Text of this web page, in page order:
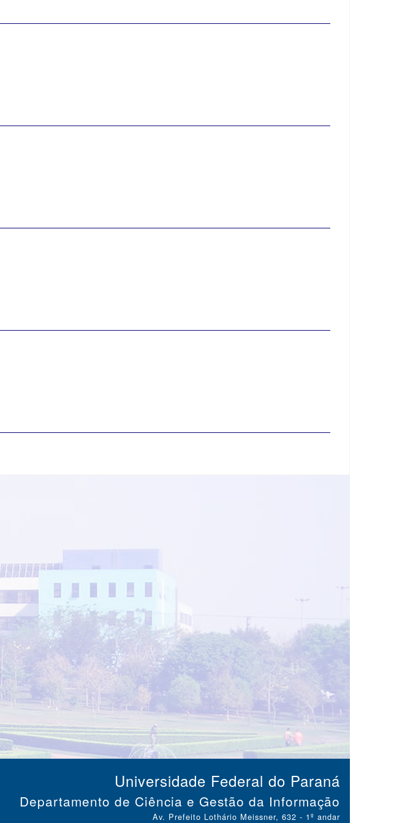
Universidade Federal do Paraná
Departamento de Ciência e Gestão da Informação
Av. Prefeito Lothário Meissner, 632 - 1º andar